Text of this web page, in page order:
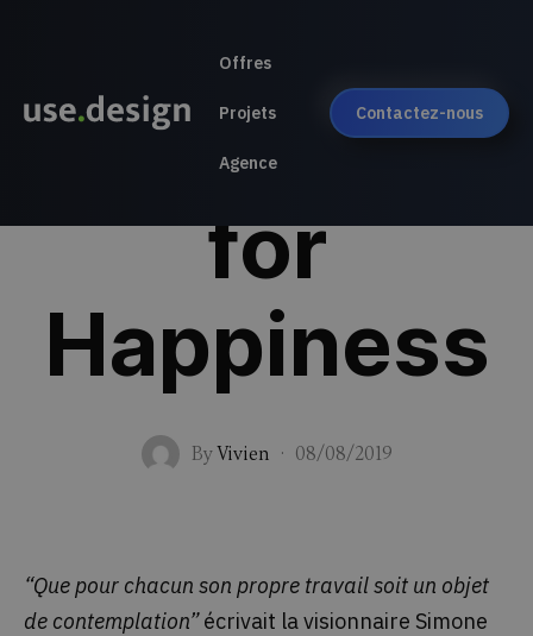
Offres
Projets
Agence
Contactez-nous
Use design
for
Happiness
ByVivien · 08/08/2019
“Que pour chacun son propre travail soit un objet
de contemplation”écrivait la visionnaire Simone